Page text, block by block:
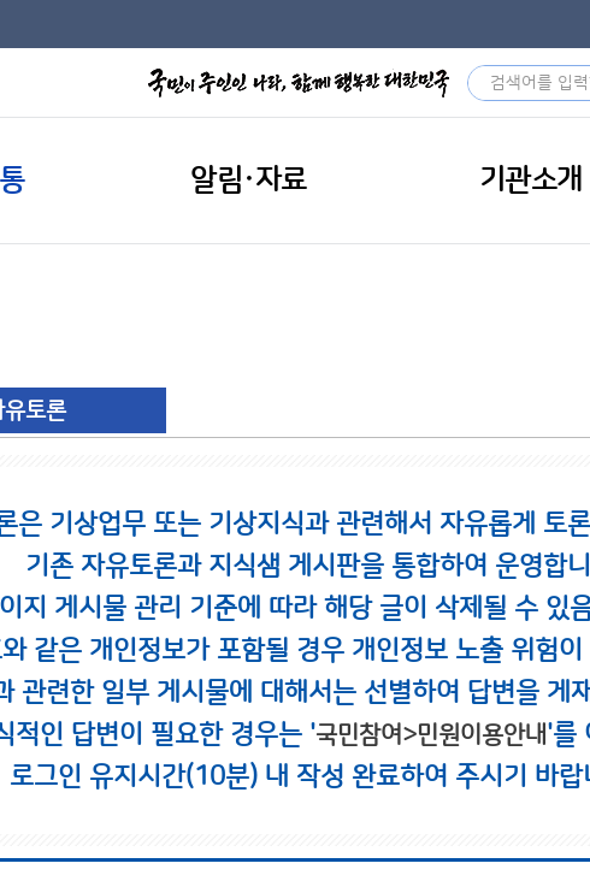
알림·자료 기관소개
유토론
은 기상업무 또는 기상지식과 관련해서 자유롭게 토
기존 자유토론과 지식샘 게시판을 통합하여 운영합
지 게시물 관리 기준에 따라 해당 글이 삭제될 수 있
같은 개인정보가 포함될 경우 개인정보 노출 위험
관련한 일부 게시물에 대해서는 선별하여 답변을 게
적인 답변이 필요한 경우는 '국민참여>민원이용안내'를
로그인 유지시간(10분) 내 작성 완료하여 주시기 바랍